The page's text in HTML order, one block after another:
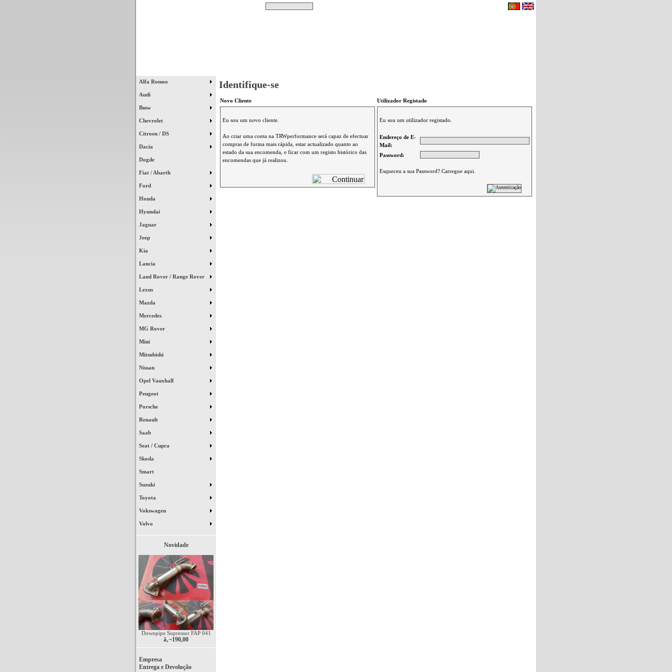
Alfa Romeo
Audi
Bmw
Chevrolet
Citroen / DS
Dacia
Dogde
Fiat / Abarth
Ford
Honda
Hyundai
Jaguar
Jeep
Kia
Lancia
Land Rover / Range Rover
Lexus
Mazda
Mercedes
MG Rover
Mini
Mitsubishi
Nissan
Opel Vauxhall
Peugeot
Porsche
Renault
Saab
Seat / Cupra
Skoda
Smart
Suzuki
Toyota
Vokswagen
Volvo
Novidade
Downpipe Supressor FAP 041
â‚¬190,00
Empresa
Entrega e Devolução
Identifique-se
Novo Cliente Utilizador Registado
Eu sou um novo cliente.
Ao criar uma conta na TRWperformance será capaz de efectuar
compras de forma mais rápida, estar actualizado quanto ao
estado da sua encomenda, e ficar com um registo histórico das
encomendas que já realizou.
Eu sou um utilizador registado.
Endereço de E-
Mail:
Password:
Esqueceu a sua Password? Carregue aqui.